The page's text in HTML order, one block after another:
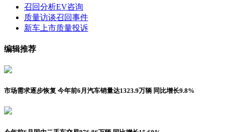
召回分析EV咨询
质量访谈召回事件
新车上市质量投诉
编辑推荐
市场需求逐步恢复 今年前6月汽车销量达1323.9万辆 同比增长9.8%